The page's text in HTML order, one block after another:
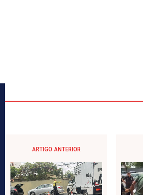
ARTIGO ANTERIOR